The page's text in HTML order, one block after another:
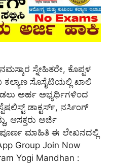
ಸ್ನೇಹಿತರೇ, ಕೊಪ್ಪಳ
ಕಲ್ಯಾಣ ಸೊಸೈಟಿಯಲ್ಲಿ ಖಾಲಿ
ಅರ್ಹ ಅಭ್ಯರ್ಥಿಗಳಿಂದ
ಡಾಕ್ಟರ್ಸ್‌, ನರ್ಸಿಂಗ್‌
ಆಸಕ್ತರು ಅರ್ಜಿ
ಮಾಹಿತಿ ಈ ಲೇಖನದಲ್ಲಿ
Group Join Now
Yogi Mandhan :